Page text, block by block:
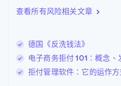
查看所有风险相关文章
德国《反洗钱法》
电子商务拒付 101：概念
拒付管理软件：它的运作
列支敦士登
FrançaisDeutschEnglish
罗马尼亚
English
马尔他